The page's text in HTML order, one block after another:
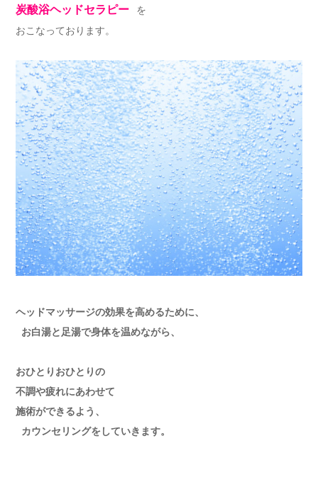
炭酸浴ヘッドセラピー を
おこなっております。
ヘッドマッサージの効果を高めるために、
お白湯と足湯で身体を温めながら、
おひとりおひとりの
不調や疲れにあわせて
施術ができるよう、
カウンセリングをしていきます。